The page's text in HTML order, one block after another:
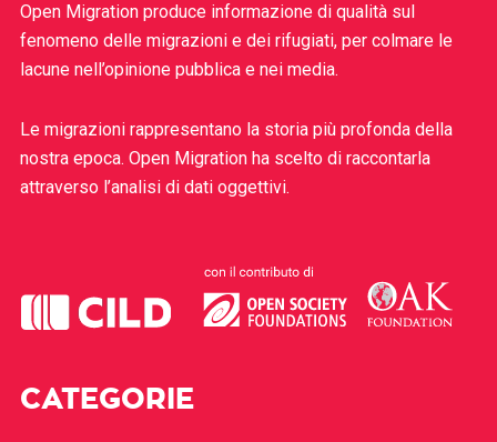
Open Migration produce informazione di qualità sul
fenomeno delle migrazioni e dei rifugiati, per colmare le
lacune nell’opinione pubblica e nei media.
Le migrazioni rappresentano la storia più profonda della
nostra epoca. Open Migration ha scelto di raccontarla
attraverso l’analisi di dati oggettivi.
CATEGORIE